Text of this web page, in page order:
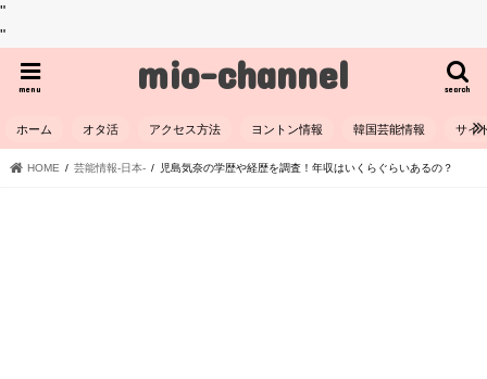
"
"
mio-channel search
menu
ホーム オタ活 アクセス方法 ヨントン情報 韓国芸能情報 サイ
HOME 芸能情報-日本- 児島気奈の学歴や経歴を調査！年収はいくらぐらいあるの？